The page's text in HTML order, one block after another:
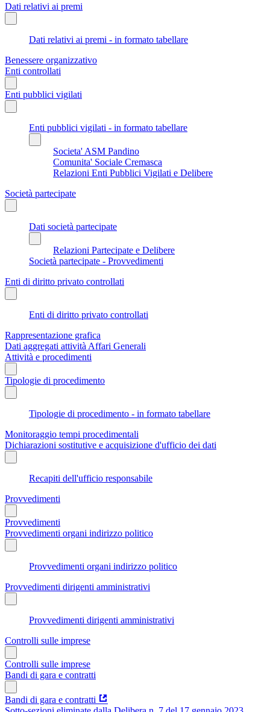
Dati relativi ai premi
Dati relativi ai premi - in formato tabellare
Benessere organizzativo
Enti controllati
Enti pubblici vigilati
Enti pubblici vigilati - in formato tabellare
Societa' ASM Pandino
Comunita' Sociale Cremasca
Relazioni Enti Pubblici Vigilati e Delibere
Società partecipate
Dati società partecipate
Relazioni Partecipate e Delibere
Società partecipate - Provvedimenti
Enti di diritto privato controllati
Enti di diritto privato controllati
Rappresentazione grafica
Dati aggregati attività Affari Generali
Attività e procedimenti
Tipologie di procedimento
Tipologie di procedimento - in formato tabellare
Monitoraggio tempi procedimentali
Dichiarazioni sostitutive e acquisizione d'ufficio dei dati
Recapiti dell'ufficio responsabile
Provvedimenti
Provvedimenti
Provvedimenti organi indirizzo politico
Provvedimenti organi indirizzo politico
Provvedimenti dirigenti amministrativi
Provvedimenti dirigenti amministrativi
Controlli sulle imprese
Controlli sulle imprese
Bandi di gara e contratti
Bandi di gara e contratti